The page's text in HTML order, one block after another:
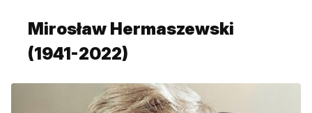
Mirosław Hermaszewski
(1941-2022)